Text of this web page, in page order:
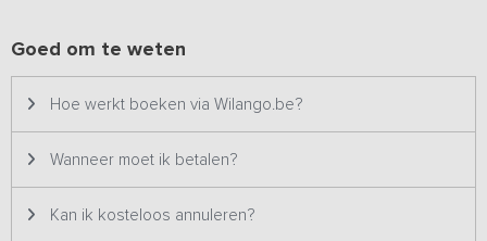
Slaap- en badkamers
In totaal zijn er 18 slaapkamers, verdeeld over 2-
douche, toilet en wastafel, daarnaast zijn er meerdere 4-persoons
appartementen met elk twee slaapkamers en een gedeelde
badkamer. De kamers zijn ingericht in een lichte, natuurlijke stijl met
Goed om te weten
Hoe werkt boeken via Wilango.be?
Wanneer moet ik betalen?
Kan ik kosteloos annuleren?